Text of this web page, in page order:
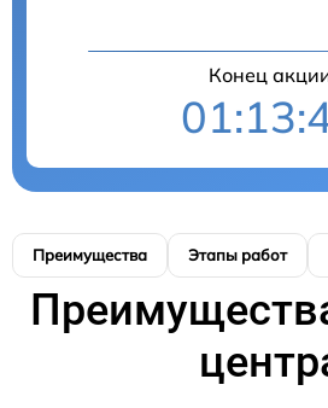
Конец
Преимущества Этапы работ